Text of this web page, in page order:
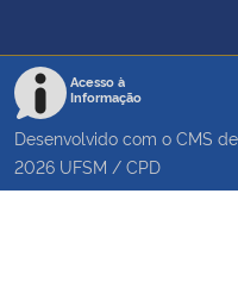
Acesso à
Informação
Desenvolvido com o CMS
2026 UFSM / CPD